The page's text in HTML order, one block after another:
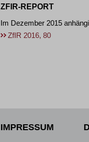
ZFIR-REPORT
Im Dezember 2015
ZfIR 2016, 80
IMPRESSUM